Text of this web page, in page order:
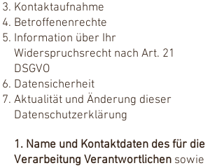
Kontaktaufnahme
Betroffenenrechte
Information über Ihr
Widerspruchsrecht nach Art. 21
DSGVO
Datensicherheit
Aktualität und Änderung dieser
Datenschutzerklärung
1. Name und Kontaktdaten des für die
Verarbeitung Verantwortlichen sowie